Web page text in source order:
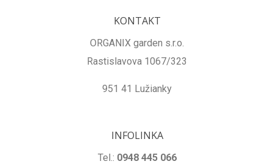
KONTAKT
ORGANIX garden s.r.o.
Rastislavova 1067/323
951 41 Lužianky
INFOLINKA
Tel.: 0948 445 066